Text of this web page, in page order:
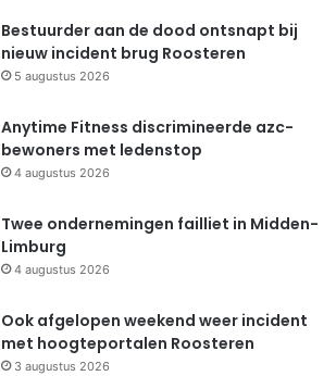
Bestuurder aan de dood ontsnapt bij
nieuw incident brug Roosteren
5 augustus 2026
Anytime Fitness discrimineerde azc-
bewoners met ledenstop
4 augustus 2026
Twee ondernemingen failliet in Midden-
Limburg
4 augustus 2026
Ook afgelopen weekend weer incident
met hoogteportalen Roosteren
3 augustus 2026